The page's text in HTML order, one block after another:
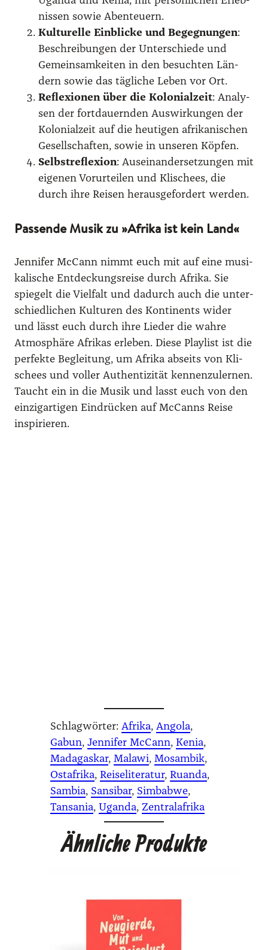
nis­sen sowie Aben­teu­ern.
Kul­tu­rel­le Ein­bli­cke und Begeg­nun­gen:
Beschrei­bun­gen der Unter­schie­de und
Gemein­sam­kei­ten in den besuch­ten Län­
dern sowie das täg­li­che Leben vor Ort.
Refle­xio­nen über die Kolo­ni­al­zeit: Ana­ly­
sen der fort­dau­ern­den Aus­wir­kun­gen der
Kolo­ni­al­zeit auf die heu­ti­gen afri­ka­ni­schen
Gesell­schaf­ten, sowie in unse­ren Köp­fen.
Selbst­re­fle­xi­on: Aus­ein­an­der­set­zun­gen mit
eige­nen Vor­ur­tei­len und Kli­schees, die
durch ihre Rei­sen her­aus­ge­for­dert wer­den.
Passende Musik zu »Afrika ist kein Land«
Jen­ni­fer McCann nimmt euch mit auf eine musi­
ka­li­sche Ent­de­ckungs­rei­se durch Afri­ka. Sie
spie­gelt die Viel­falt und dadurch auch die unter­
schied­li­chen Kul­tu­ren des Kon­ti­nents wider
und lässt euch durch ihre Lie­der die wah­re
Atmo­sphä­re Afri­kas erle­ben. Die­se Play­list ist die
per­fek­te Beglei­tung, um Afri­ka abseits von Kli­
schees und vol­ler Authen­ti­zi­tät ken­nen­zu­ler­nen.
Taucht ein in die Musik und lasst euch von den
ein­zig­ar­ti­gen Ein­drü­cken auf McCanns Rei­se
inspi­rie­ren.
Schlagwörter: Afrika, Angola
Gabun, Jennifer McCann, Kenia
Madagaskar, Malawi, Mosambik
Ostafrika, Reiseliteratur, Ruanda
Sambia, Sansibar, Simbabwe
Tansania, Uganda, Zentralafrika
Ähnliche Produkte